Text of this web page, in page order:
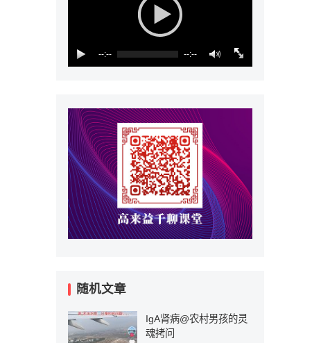
--:-- --:--
随机文章
IgA肾病@农村男孩的灵
魂拷问